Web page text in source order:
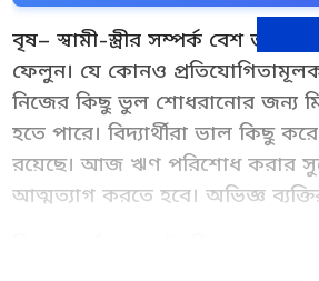
বৃষ– স্বামী-স্ত্রীর সম্পর্ক বেশ
ফেলুন। যে কোনও
নিজের কিছু ভুল শোধরানোর জন্য
হতে পারে। বিদ্যার্থীরা ভাল কিছু
রয়েছে। আজ ঋণ পরিশোধ করার
আত্মত্যাগ করতে হবে। অভিজ্ঞ